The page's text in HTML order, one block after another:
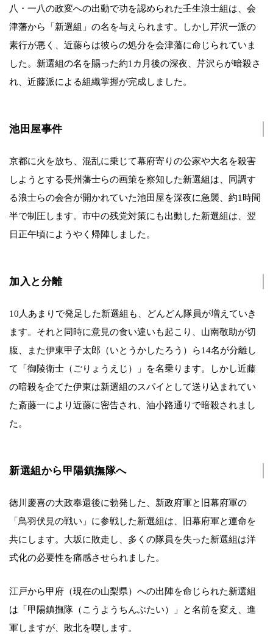
八・一八の政変への出動で功を認められた壬生浪士組は、会
津藩から「新選組」の名を与えられます。しかし芹沢一派の
素行が悪く、近藤らは彼らの処分を会津藩に命じられていま
した。新選組の名を賜った約1カ月後の深夜、芹沢らが暗殺さ
れ、近藤派による組織掌握が完成しました。
池田屋事件
京都に火を放ち、混乱に乗じて幕府寄りの公家や大名を殺害
しようとする長州藩士らの画策を察知した新選組は、同調す
る浪士らの会合が開かれていた池田屋を深夜に急襲、約1時間
半で制圧します。市中の残党対策にも出動した新選組は、翌
日正午頃にようやく帰陣しました。
加入と分離
10人あまりで発足した新選組も、どんどん隊員が増えていき
ます。それと同時に意見の食い違いも起こり、山南敬助が切
腹、また伊東甲子太郎（いとうかしたろう）ら14名が分離し
て「御陵衛士（ごりょうえじ）」を名乗ります。しかし近藤
の暗殺を企てた伊東は新選組のスパイとして送り込まれてい
た斎藤一により近藤に密告され、油小路通りで暗殺されまし
た。
新選組から甲陽鎮撫隊へ
徳川慶喜の大政奉還後に勃発した、新政府軍と旧幕府軍の
「鳥羽伏見の戦い」に参戦した新選組は、旧幕府軍と運命を
共にします。大坂に敗走し、多くの隊員を失った新選組は洋
式化の必要性を痛感させられました。
江戸から甲府（現在の山梨県）への出陣を命じられた新選組
は「甲陽鎮撫隊（こうようちんぶたい）」と名前を変え、進
軍しますが、敗北を喫します。